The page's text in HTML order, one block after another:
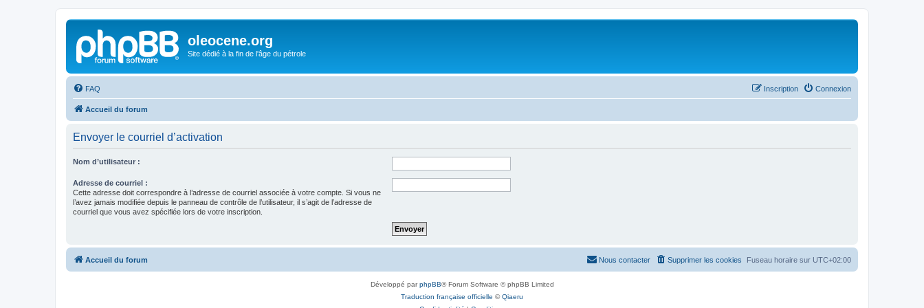
oleocene.org
Site dédié à la fin de l'âge du pétrole
FAQ Connexion
Inscription
Accueil du forum
Envoyer le courriel d’activation
Nom d’utilisateur :
Adresse de courriel :
Cette adresse doit correspondre à l’adresse de courriel associée à votre compte. Si vous ne
l’avez jamais modifiée depuis le panneau de contrôle de l’utilisateur, il s’agit de l’adresse de
courriel que vous avez spécifiée lors de votre inscription.
Accueil du forum Fuseau horaire sur UTC+02:00
Supprimer les cookies
Nous contacter
Développé parphpBB® Forum Software © phpBB Limited
Traduction française officielle ©Qiaeru